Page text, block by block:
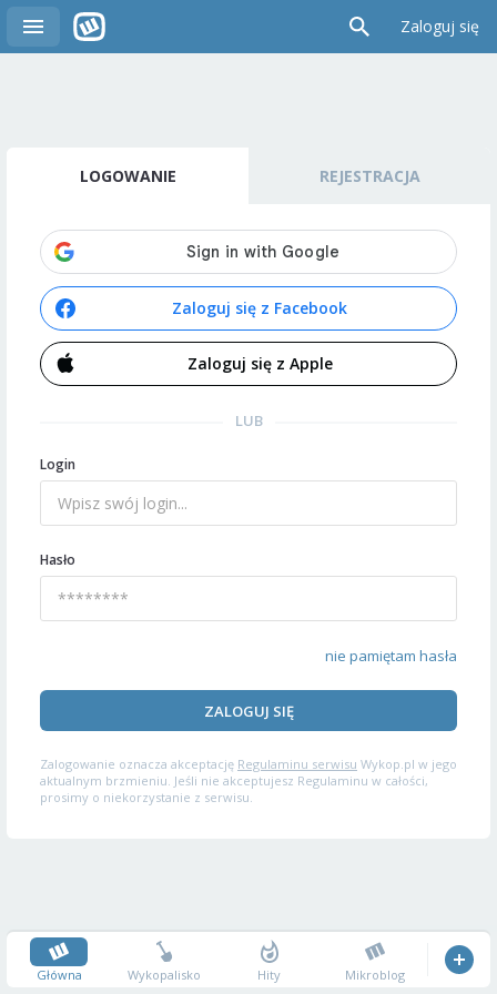
Zaloguj się
LOGOWANIE REJESTRACJA
Zaloguj się z Facebook
Zaloguj się z Apple
LUB
Login
Hasło
nie pamiętam hasła
ZALOGUJ SIĘ
Zalogowanie oznacza akceptację Regulaminu serwisu Wykop.pl w jego
aktualnym brzmieniu. Jeśli nie akceptujesz Regulaminu w całości,
prosimy o niekorzystanie z serwisu.
Główna Wykopalisko Hity Mikroblog